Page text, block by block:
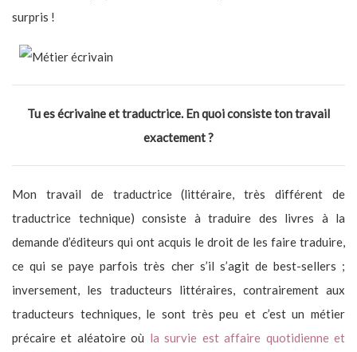
surpris !
Tu es écrivaine et traductrice. En quoi consiste ton travail
exactement ?
Mon travail de traductrice (littéraire, très différent de
traductrice technique) consiste à traduire des livres à la
demande d’éditeurs qui ont acquis le droit de les faire traduire,
ce qui se paye parfois très cher s’il s’agit de best-sellers ;
inversement, les traducteurs littéraires, contrairement aux
traducteurs techniques, le sont très peu et c’est un métier
précaire et aléatoire où la survie est affaire quotidienne et